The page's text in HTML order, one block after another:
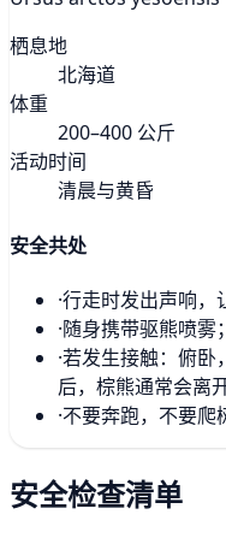
栖息地
北海道
体重
200–400 公斤
活动时间
清晨与黄昏
安全共处
·行走时发出声响，
·随身携带驱熊喷雾
·若发生接触：俯卧
后，棕熊通常会离
·不要奔跑，不要爬
安全检查清单